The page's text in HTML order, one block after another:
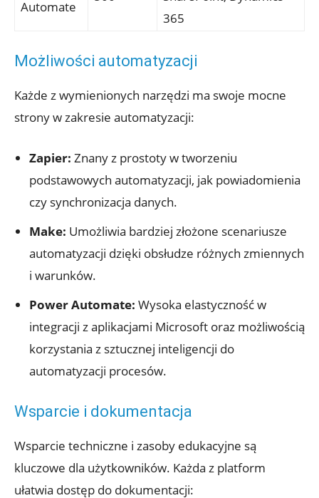
Automate
365
Możliwości automatyzacji
Każde z ‌wymienionych narzędzi ma swoje mocne⁤
strony w zakresie automatyzacji:
Zapier: Znany z prostoty w tworzeniu⁣
podstawowych automatyzacji, jak powiadomienia
czy synchronizacja danych.
Make: Umożliwia bardziej złożone scenariusze
automatyzacji dzięki obsłudze różnych zmiennych
i ‌warunków.
Power Automate: Wysoka elastyczność w
⁣integracji z aplikacjami Microsoft oraz możliwością
korzystania z ‌sztucznej inteligencji do
automatyzacji procesów.
Wsparcie i dokumentacja
Wsparcie techniczne i zasoby edukacyjne są
kluczowe dla użytkowników. Każda z ⁤platform
ułatwia dostęp do dokumentacji: